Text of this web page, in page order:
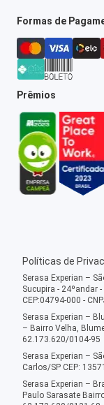
Formas de
Prêmios
Políticas de
Serasa Experian –
Sucupira - 24ºandar
CEP:04794-000 -
Serasa Experian –
– Bairro Velha,
62.173.620/0104-95
Serasa Experian –
Carlos/SP CEP:
Serasa Experian –
Paulo Sarasate